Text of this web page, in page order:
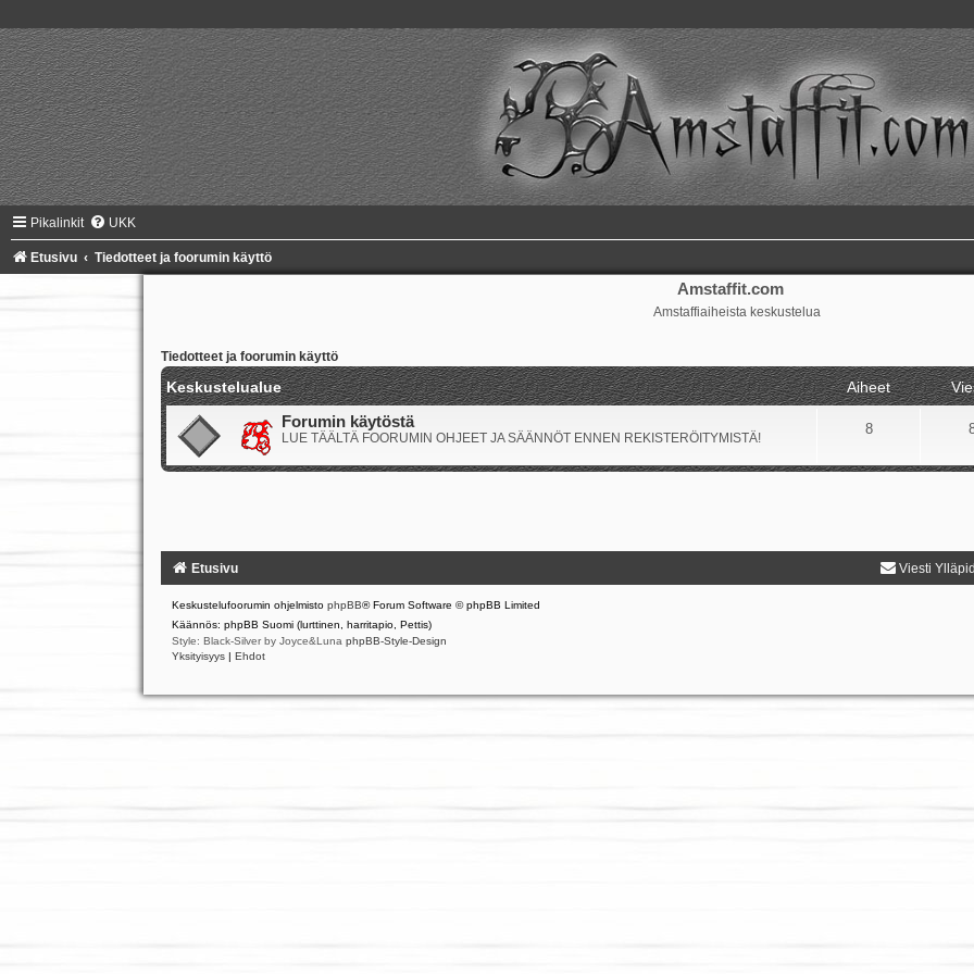
Pikalinkit UKK
Etusivu Tiedotteet ja foorumin käyttö
Amstaffit.com
Amstaffiaiheista keskustelua
Tiedotteet ja foorumin käyttö
Keskustelualue Aiheet
Forumin käytöstä
LUE TÄÄLTÄ FOORUMIN OHJEET JA SÄÄNNÖT ENNEN REKISTERÖITYMISTÄ!
8
Etusivu Viesti
Keskustelufoorumin ohjelmisto phpBB® Forum Software © phpBB Limited
Käännös: phpBB Suomi (lurttinen, harritapio, Pettis)
Style: Black-Silver by Joyce&Luna phpBB-Style-Design
Yksityisyys | Ehdot